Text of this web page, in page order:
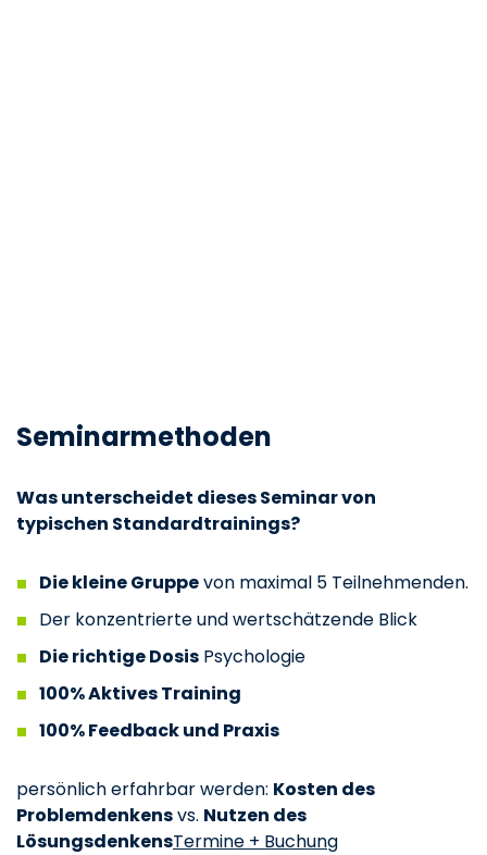
Seminarmethoden
Was unterscheidet dieses Seminar von
typischen Standardtrainings?
Die kleine Gruppevon maximal 5 Teilnehmenden.
Der konzentrierte und wertschätzende Blick
Die richtige DosisPsychologie
100% Aktives Training
100% Feedback und Praxis
persönlich erfahrbar werden: Kosten des
Problemdenkensvs. Nutzen des
LösungsdenkensTermine + Buchung